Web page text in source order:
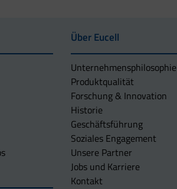
Über Eucell
Unternehmens­philosophie
Produktqualität
Forschung & Innovation
Historie
Geschäftsführung
Soziales Engagement
Unsere Partner
Jobs und Karriere
Kontakt